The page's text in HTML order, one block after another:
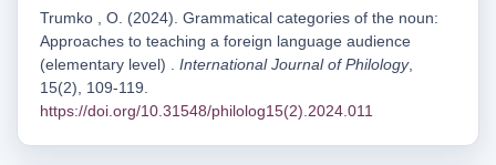
Trumko , O. (2024). Grammatical categories of the noun:
Approaches to teaching a foreign language audience
(elementary level) . International Journal of Philology,
15(2), 109-119.
https://doi.org/10.31548/philolog15(2).2024.011